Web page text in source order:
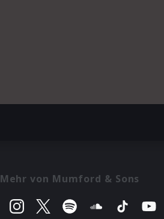
Mehr von Mumford & Sons